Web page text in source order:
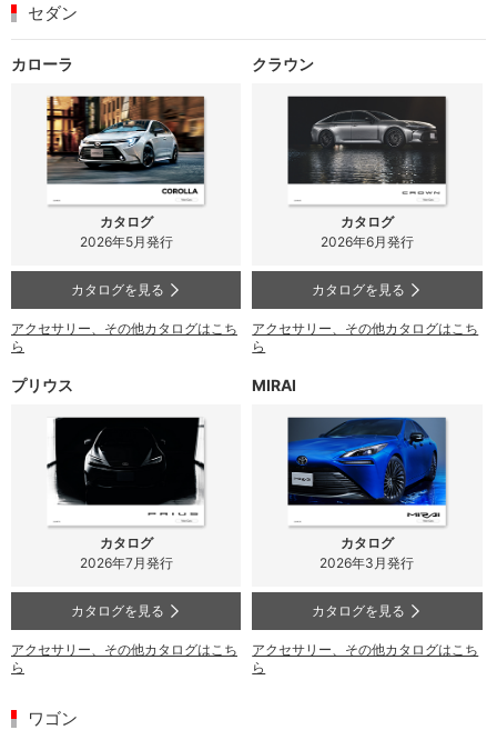
セダン
カローラ
カタログ
2026年5月発行
カタログを見る
アクセサリー、その他カタログはこち
ら
クラウン
カタログ
2026年6月発行
カタログを見る
アクセサリー、その他カタログはこち
ら
プリウス
カタログ
2026年7月発行
カタログを見る
アクセサリー、その他カタログはこち
ら
MIRAI
カタログ
2026年3月発行
カタログを見る
アクセサリー、その他カタログはこち
ら
ワゴン